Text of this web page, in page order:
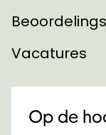
Vacatures
Op de